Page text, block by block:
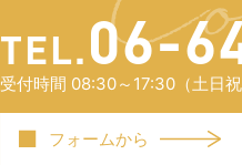
TEL.06-
受付時間 08:30～17:30（土日祝
■ フォームから